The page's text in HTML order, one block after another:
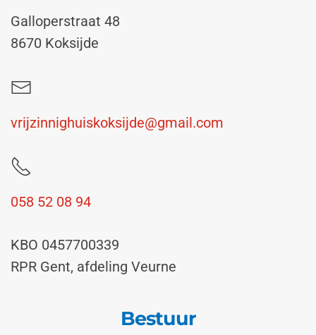
Galloperstraat 48
8670 Koksijde
vrijzinnighuiskoksijde@gmail.com
058 52 08 94
KBO 0457700339
RPR Gent, afdeling Veurne
Bestuur